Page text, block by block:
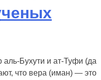
Бухути и ат-Туфи (да
что вера (иман) — это